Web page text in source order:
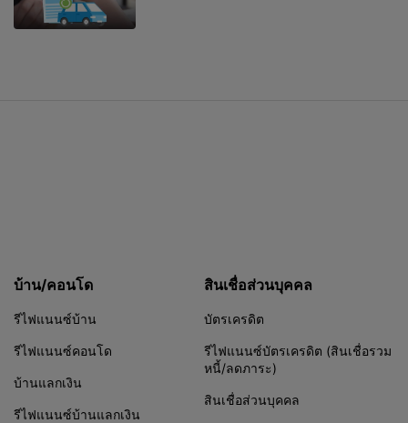
บ้าน/คอนโด
รีไฟแนนซ์บ้าน
รีไฟแนนซ์คอนโด
บ้านแลกเงิน
รีไฟแนนซ์บ้านแลกเงิน
สินเชื่อส่วนบุคคล
บัตรเครดิต
รีไฟแนนซ์บัตรเครดิต (สินเชื่อรวม
หนี้/ลดภาระ)
สินเชื่อส่วนบุคคล